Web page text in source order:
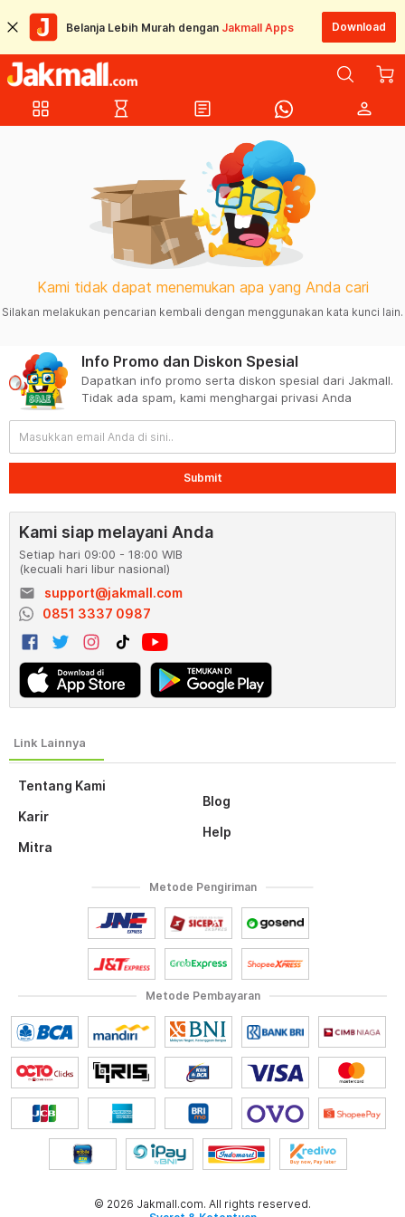
Belanja Lebih Murah dengan Jakmall Apps Download
grid_view hourglass_empty article person
Kami tidak dapat menemukan apa yang Anda cari
Silakan melakukan pencarian kembali dengan menggunakan kata kunci lain.
Tentang Kami
Karir
Mitra
Blog
Help
Info Promo dan Diskon Spesial
Dapatkan info promo serta diskon spesial dari Jakmall.
Tidak ada spam, kami menghargai privasi Anda
Submit
Kami siap melayani Anda
Setiap hari 09:00 - 18:00 WIB
(kecuali hari libur nasional)
email
support@jakmall.com
0851 3337 0987
Metode Pembayaran
Metode Pengiriman
© 2026 Jakmall.com. All rights reserved.